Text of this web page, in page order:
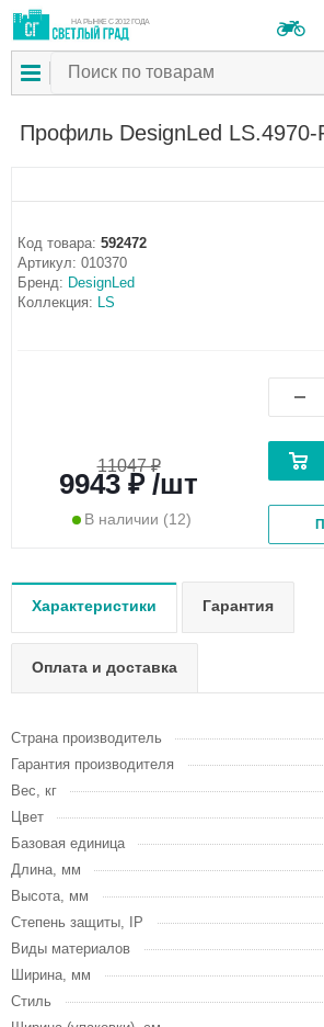
НА РЫНКЕ С 2012 ГОДА
Профиль DesignLed LS.4970-
Код товара: 592472
Артикул: 010370
Бренд: DesignLed
Коллекция: LS
11047 ₽
9943 ₽ /шт
В наличии (12)
Характеристики Гарантия
Оплата и доставка
Страна производитель
Гарантия производителя
Вес, кг
Цвет
Базовая единица
Длина, мм
Высота, мм
Степень защиты, IP
Виды материалов
Ширина, мм
Стиль